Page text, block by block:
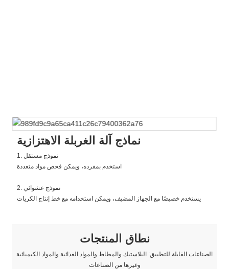
نماذج آلة الغربلة الاهتزازية
1. نموذج مستقل
استخدم بمفرده، ويمكن فحص مواد متعددة
2. نموذج عشوائي
يستخدم خصيصًا مع الجهاز المضيف، ويمكن استخدامه مع خط إنتاج الكريات
نطاق المنتجات
الصناعات القابلة للتطبيق: البلاستيك والمطاط والمواد الغذائية والمواد الكيميائية
وغيرها من الصناعات